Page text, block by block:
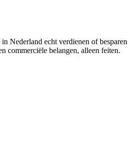
Nederland echt verdienen of besparen
commerciële belangen, alleen feiten.